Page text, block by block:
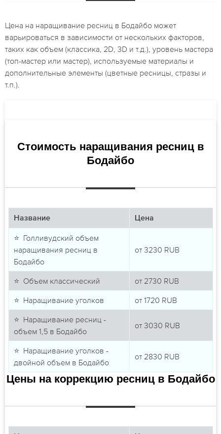
Цена на наращивание ресниц в Бодайбо может
варьироваться в зависимости от нескольких факторов,
таких как объем (классика, 2D, 3D и т.д.), уровень мастера
(топ-мастер или мастер), используемые материалы и
дополнительные элементы (цветные ресницы, стразы и
т.п.).
Стоимость наращивания ресниц в
Бодайбо
Название Цена
⭐ Голливудский объем
наращивания ресниц в
Бодайбо
от 3230 RUB
⭐ Объем классический от 2730 RUB
⭐ Наращивание уголков от 1720 RUB
⭐ Наращивание ресниц -
объем 1,5 в Бодайбо
от 3030 RUB
⭐ Наращивание уголков -
двойной объем в Бодайбо
от 2830 RUB
Цены на коррекцию ресниц в Бодайбо